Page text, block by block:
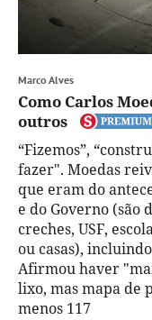
Marco Alves
Como Carlos
outros
“Fizemos”,
fazer". Moedas
que eram do
e do Governo (são
creches, USF,
ou casas),
Afirmou haver
lixo, mas mapa de
menos 117